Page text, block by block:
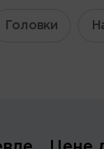
Головки